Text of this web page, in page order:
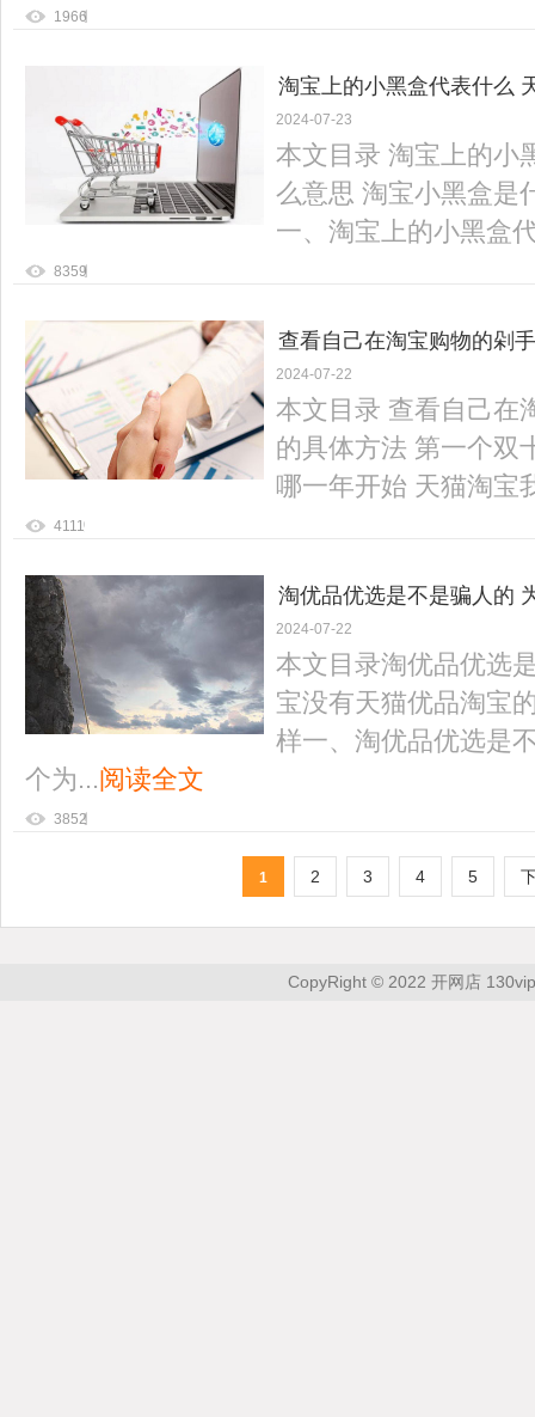
1966
淘宝上的小黑盒代表什么
2024-07-23
本文目录 淘宝上的小
么意思 淘宝小黑盒是
一、淘宝上的小黑盒
8359
查看自己在淘宝购物的剁
一是哪一年 淘宝天猫双11
2024-07-22
本文目录 查看自己在
的具体方法 第一个双
哪一年开始 天猫淘宝
4111
淘优品优选是不是骗人的
2024-07-22
本文目录淘优品优选
宝没有天猫优品淘宝
样一、淘优品优选是
个为...阅读全文
3852
1 2 3 4 5
CopyRight © 2022 开网店